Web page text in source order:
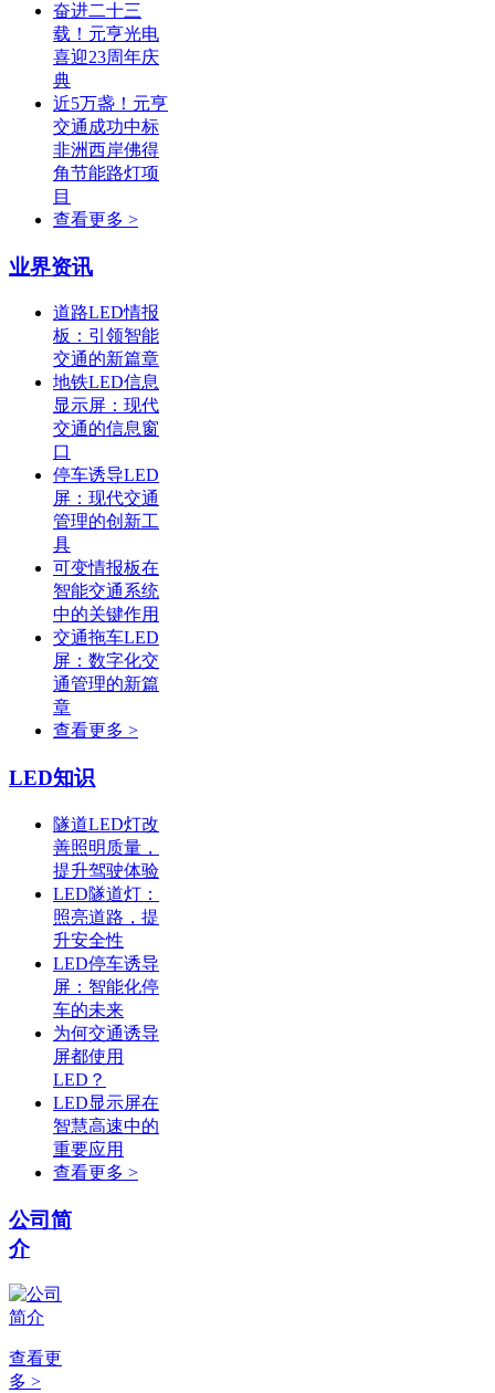
奋进二十三
载！元亨光电
喜迎23周年庆
典
近5万盏！元亨
交通成功中标
非洲西岸佛得
角节能路灯项
目
查看更多 >
业界资讯
道路LED情报
板：引领智能
交通的新篇章
地铁LED信息
显示屏：现代
交通的信息窗
口
停车诱导LED
屏：现代交通
管理的创新工
具
可变情报板在
智能交通系统
中的关键作用
交通拖车LED
屏：数字化交
通管理的新篇
章
查看更多 >
LED知识
隧道LED灯改
善照明质量，
提升驾驶体验
LED隧道灯：
照亮道路，提
升安全性
LED停车诱导
屏：智能化停
车的未来
为何交通诱导
屏都使用
LED？
LED显示屏在
智慧高速中的
重要应用
查看更多 >
公司简
介
查看更
多 >